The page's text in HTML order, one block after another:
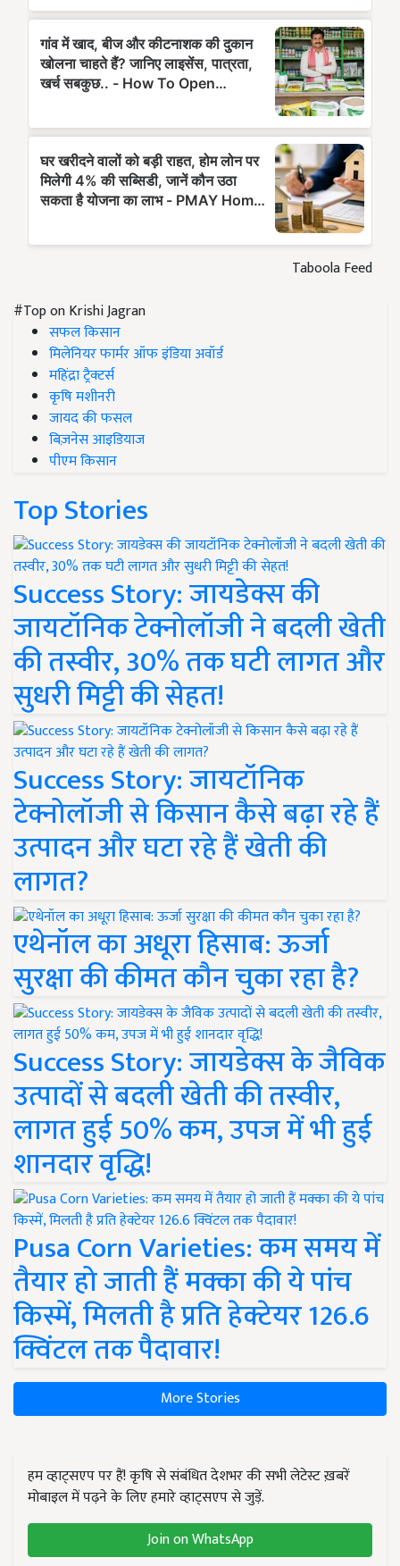
Taboola Feed
#Top on Krishi Jagran
सफल किसान
मिलेनियर फार्मर ऑफ इंडिया अवॉर्ड
महिंद्रा ट्रैक्टर्स
कृषि मशीनरी
जायद की फसल
बिज़नेस आइडियाज
पीएम किसान
Top Stories
Success Story: जायडेक्स की
जायटॉनिक टेक्नोलॉजी ने बदली खेती
की तस्वीर, 30% तक घटी लागत और
सुधरी मिट्टी की सेहत!
Success Story: जायटॉनिक
टेक्नोलॉजी से किसान कैसे बढ़ा रहे हैं
उत्पादन और घटा रहे हैं खेती की
लागत?
एथेनॉल का अधूरा हिसाब: ऊर्जा
सुरक्षा की कीमत कौन चुका रहा है?
Success Story: जायडेक्स के जैविक
उत्पादों से बदली खेती की तस्वीर,
लागत हुई 50% कम, उपज में भी हुई
शानदार वृद्धि!
Pusa Corn Varieties: कम समय में
तैयार हो जाती हैं मक्का की ये पांच
किस्में, मिलती है प्रति हेक्टेयर 126.6
क्विंटल तक पैदावार!
More Stories
हम व्हाट्सएप पर हैं! कृषि से संबंधित देशभर की सभी लेटेस्ट ख़बरें
मोबाइल में पढ़ने के लिए हमारे व्हाट्सएप से जुड़ें.
Join on WhatsApp